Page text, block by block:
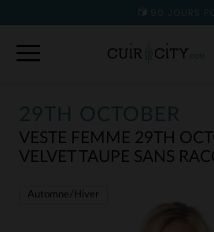
90 JOURS POUR
29TH OCTOBER
VESTE FEMME 29TH
VELVET TAUPE SANS
Automne/Hiver